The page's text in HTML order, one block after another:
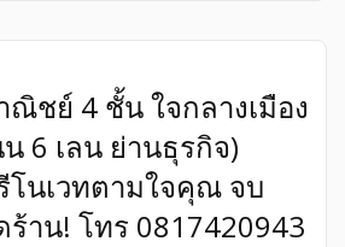
นแหล่งชุมชนใจกลางเมือง บนถนน 6
Central ใกล้ตลาด (ย่านร้านทอง/คลินิก/
รื่องการเดินทาง: มีที่จอดรถสะดวกสบาย
าถึงร้านได้ง่ายมาก ไม่ต้องวนหาที่จอด
คารสูง 4 ชั้น เต็มพื้นที่ • 3 ห้องน้ำ |
ดดเด่นสะดุดตา • พื้นที่ใช้สอยรวม 80 […]
ชย์ 4 ชั้น ใจกลางเมือง
6 เลน ย่านธุรกิจ)
โนเวทตามใจคุณ จบ
าน! โทร 0817420943